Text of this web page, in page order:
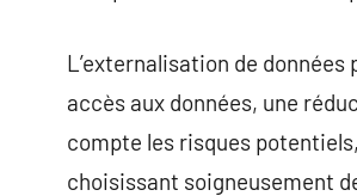
L’externalisation de
accès aux données, une
compte les risques
choisissant soigneusement